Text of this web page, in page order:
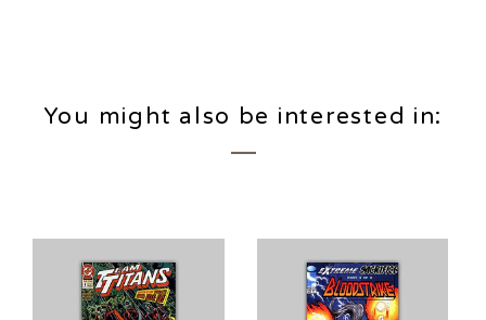
You might also be interested in: